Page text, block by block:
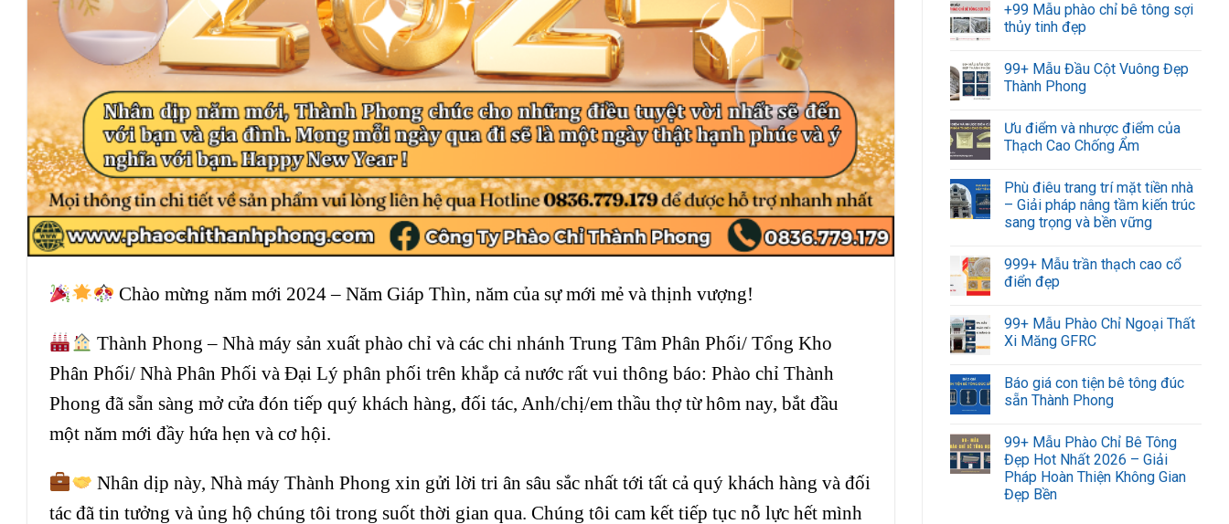
Chào mừng năm mới 2024 – Năm Giáp Thìn, năm của sự mới mẻ và thịnh vượng!
Thành Phong – Nhà máy sản xuất phào chỉ và các chi nhánh Trung Tâm Phân Phối/ Tổng Kho
Phân Phối/ Nhà Phân Phối và Đại Lý phân phối trên khắp cả nước rất vui thông báo: Phào chỉ Thành
Phong đã sẵn sàng mở cửa đón tiếp quý khách hàng, đối tác, Anh/chị/em thầu thợ từ hôm nay, bắt đầu
một năm mới đầy hứa hẹn và cơ hội.
Nhân dịp này, Nhà máy Thành Phong xin gửi lời tri ân sâu sắc nhất tới tất cả quý khách hàng và đối
tác đã tin tưởng và ủng hộ chúng tôi trong suốt thời gian qua. Chúng tôi cam kết tiếp tục nỗ lực hết mình
+99 Mẫu phào chỉ bê tông sợi
thủy tinh đẹp
99+ Mẫu Đầu Cột Vuông Đẹp
Thành Phong
Ưu điểm và nhược điểm của
Thạch Cao Chống Ẩm
Phù điêu trang trí mặt tiền nhà
– Giải pháp nâng tầm kiến trúc
sang trọng và bền vững
999+ Mẫu trần thạch cao cổ
điển đẹp
99+ Mẫu Phào Chỉ Ngoại Thất
Xi Măng GFRC
Báo giá con tiện bê tông đúc
sẵn Thành Phong
99+ Mẫu Phào Chỉ Bê Tông
Đẹp Hot Nhất 2026 – Giải
Pháp Hoàn Thiện Không Gian
Đẹp Bền